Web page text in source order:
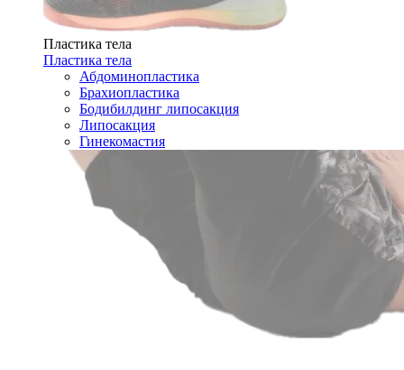
Пластика тела
Пластика тела
Абдоминопластика
Брахиопластика
Бодибилдинг липосакция
Липосакция
Гинекомастия